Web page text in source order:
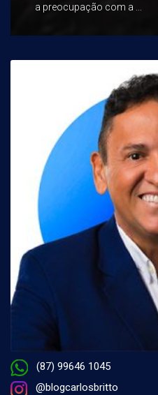
a preocupação com a ...
(87) 99646 1045
@blogcarlosbritto